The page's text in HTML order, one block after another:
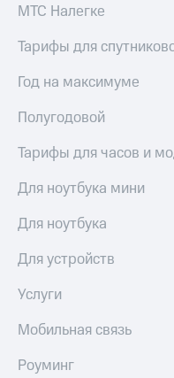
Личный
акционера
капитал
Контроль
и
Рынок
акций
Описание
Программа
приобретения
Порядок
выкупа
облигаций
МТС Налегке
Тарифы для
Год на максимуме
Полугодовой
Тарифы для часов и
Для ноутбука мини
Для ноутбука
Для устройств
Услуги
Мобильная связь
Роуминг